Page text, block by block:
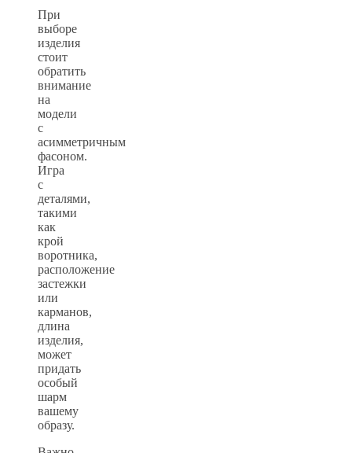
При
выборе
изделия
стоит
обратить
внимание
на
модели
с
асимметричным
фасоном.
Игра
с
деталями,
такими
как
крой
воротника,
расположение
застежки
или
карманов,
длина
изделия,
может
придать
особый
шарм
вашему
образу.